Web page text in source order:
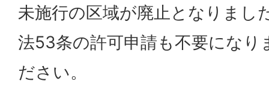
未施行の区域が廃止となりまし
法53条の許可申請も不要になり
ださい。